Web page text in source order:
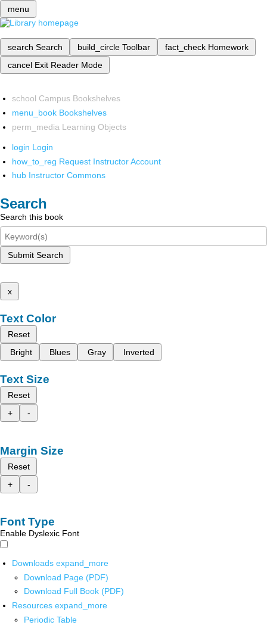
menu
search Search build_circle Toolbar fact_check Homework
cancel Exit Reader Mode
school Campus Bookshelves
menu_book Bookshelves
perm_media Learning Objects
login Login
how_to_reg Request Instructor Account
hub Instructor Commons
Search
Search this book
Submit Search
x
Text Color
Reset
Bright
Blues Gray Inverted
Text Size
Reset
+
-
Margin Size
Reset
+
-
Font Type
Enable Dyslexic Font
Downloads expand_more
Download Page (PDF)
Download Full Book (PDF)
Resources expand_more
Periodic Table